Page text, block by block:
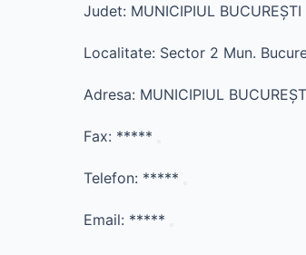
Judet: MUNICIPIUL BUCUREŞTI
Localitate: Sector 2 Mun.
Adresa: MUNICIPIUL
Fax: *****
Telefon: *****
Email: *****